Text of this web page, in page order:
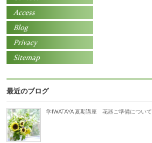
最近のブログ
学IWATAYA 夏期講座 花器ご準備について